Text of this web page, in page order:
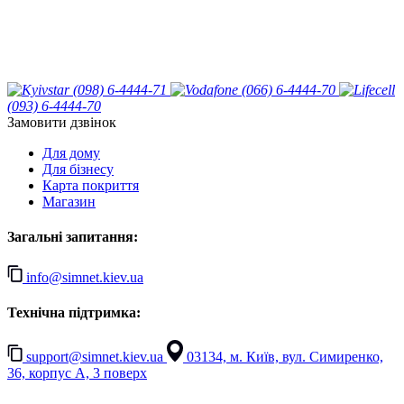
(098) 6-4444-71
(066) 6-4444-70
(093) 6-4444-70
Замовити дзвінок
Для дому
Для бізнесу
Карта покриття
Магазин
Загальні запитання:
info@simnet.kiev.ua
Технічна підтримка:
support@simnet.kiev.ua
03134, м. Київ, вул. Симиренко,
36, корпус А, 3 поверх